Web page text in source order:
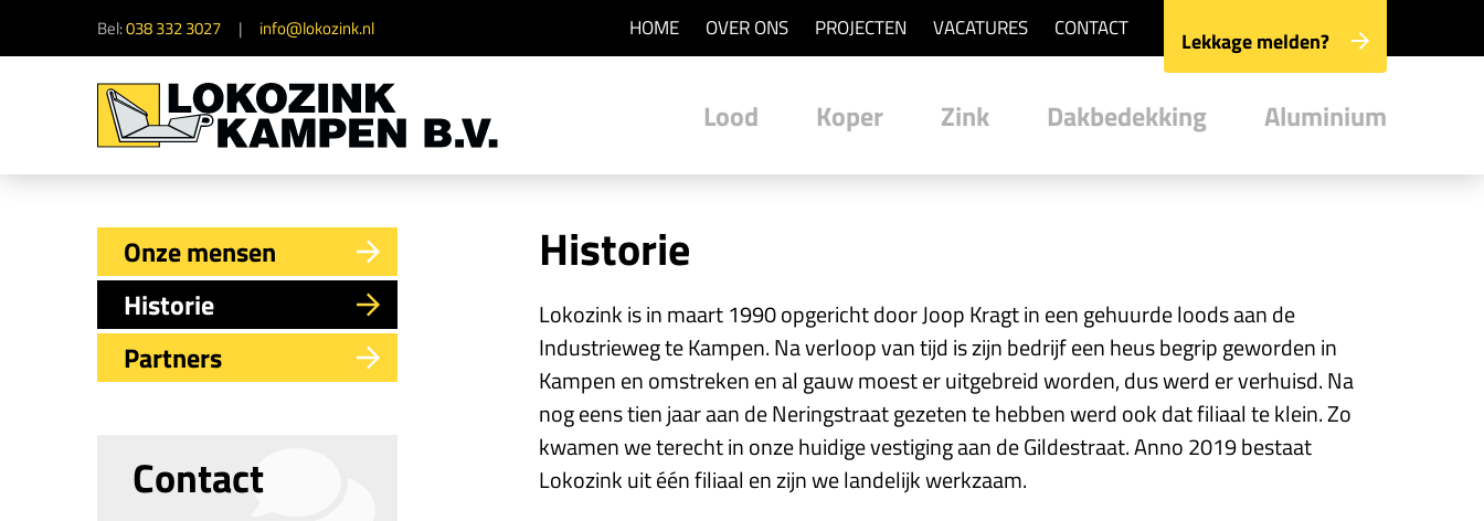
Bel:038 332 3027 info@lokozink.nl HOME OVER ONS PROJECTEN VACATURES CONTACT Lekkage melden?
Lood Koper Zink Dakbedekking Aluminium
Onze mensen
Historie
Partners
Contact
Historie
Lokozink is in maart 1990 opgericht door Joop Kragt in een gehuurde loods aan de
Industrieweg te Kampen. Na verloop van tijd is zijn bedrijf een heus begrip geworden in
Kampen en omstreken en al gauw moest er uitgebreid worden, dus werd er verhuisd. Na
nog eens tien jaar aan de Neringstraat gezeten te hebben werd ook dat filiaal te klein. Zo
kwamen we terecht in onze huidige vestiging aan de Gildestraat. Anno 2019 bestaat
Lokozink uit één filiaal en zijn we landelijk werkzaam.